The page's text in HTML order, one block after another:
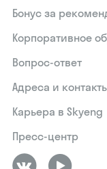
Бонус за
Корпоративное
Вопрос-ответ
Адреса и
Карьера в Skyeng
Пресс-центр